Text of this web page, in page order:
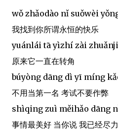
wǒ zhǎodào nǐ suǒwèi
我找到你所谓永恒的快乐
yuánlái tā yìzhí zài
原来它一直在转角
búyòng dāng dì yī míng
不用当第一名 考试不要作弊
shìqing zuì měihǎo dāng
事情最美好 当你说 我已经尽力